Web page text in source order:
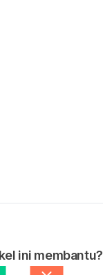
ini membantu?